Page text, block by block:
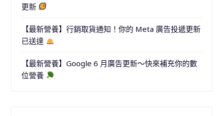
更新
【最新營養】行銷取貨通知！你的 Meta 廣告投遞更新
已送達
【最新營養】Google 6 月廣告更新～快來補充你的數
位營養